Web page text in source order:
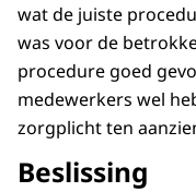
wat de juiste
was voor de
procedure goed
medewerkers wel
zorgplicht ten
Beslissing